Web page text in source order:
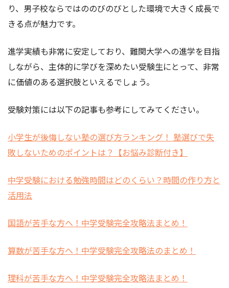
り、男子校ならではののびのびとした環境で大きく成長で
きる点が魅力です。
進学実績も非常に安定しており、難関大学への進学を目指
しながら、主体的に学びを深めたい受験生にとって、非常
に価値のある選択肢といえるでしょう。
受験対策には以下の記事も参考にしてみてください。
小学生が後悔しない塾の選び方ランキング！ 塾選びで失
敗しないためのポイントは？【お悩み診断付き】
中学受験における勉強時間はどのくらい？時間の作り方と
活用法
国語が苦手な方へ！中学受験完全攻略法まとめ！
算数が苦手な方へ！中学受験完全攻略法のまとめ！
理科が苦手な方へ！中学受験完全攻略法まとめ！